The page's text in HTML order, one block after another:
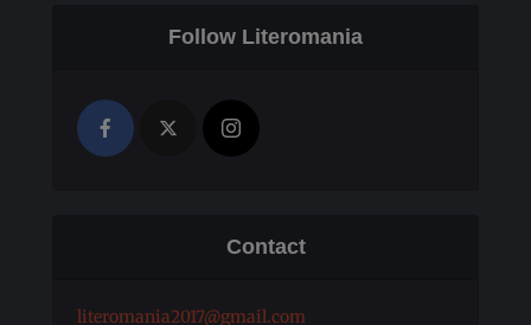
Follow Literomania
Contact
literomania2017@gmail.com